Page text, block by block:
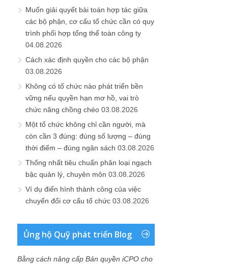
Muốn giải quyết bài toán hợp tác giữa
các bộ phận, cơ cấu tổ chức cần có quy
trình phối hợp tổng thể toàn công ty
04.08.2026
Cách xác định quyền cho các bộ phận
03.08.2026
Không có tổ chức nào phát triển bền
vững nếu quyền hạn mơ hồ, vai trò
chức năng chồng chéo 03.08.2026
Một tổ chức không chỉ cần người, mà
còn cần 3 đúng: đúng số lượng – đúng
thời điểm – đúng ngân sách 03.08.2026
Thống nhất tiêu chuẩn phân loại ngạch
bậc quản lý, chuyên môn 03.08.2026
Ví dụ điển hình thành công của việc
chuyển đổi cơ cấu tổ chức 03.08.2026
Ủng hộ Quỹ phát triển Blog
Bằng cách nâng cấp Bản quyền iCPO cho